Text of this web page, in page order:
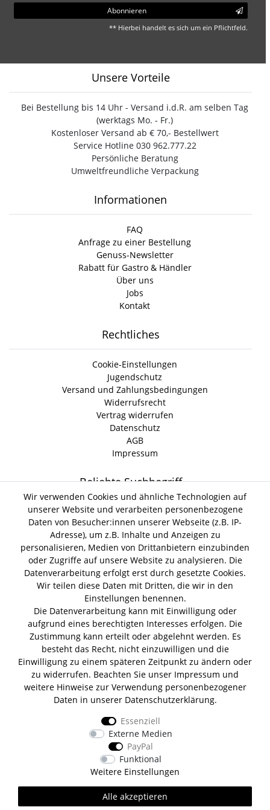
Abonnieren
** Hierbei handelt es sich um ein Pflichtfeld.
Unsere Vorteile
Bei Bestellung bis 14 Uhr - Versand i.d.R. am selben Tag
(werktags Mo. - Fr.)
Kostenloser Versand ab € 70,- Bestellwert
Service Hotline 030 962.777.22
Persönliche Beratung
Umweltfreundliche Verpackung
Informationen
FAQ
Anfrage zu einer Bestellung
Genuss-Newsletter
Rabatt für Gastro & Händler
Über uns
Jobs
Kontakt
Rechtliches
Cookie-Einstellungen
Jugendschutz
Versand und Zahlungsbedingungen
Widerrufsrecht
Vertrag widerrufen
Datenschutz
AGB
Impressum
Beliebte Suchbegriff
Gin Tonic Kokoswasser Lind Lime GinMonkey 47 Gin
Erdnussöl Alpako Gin Isle of Harris GinThomas
Henry Hendrick s Gin Gin Tasting BoxSan Marzano
Tomaten Boar Gin Summer GinAlbaöl Tartufi Pralinen
Fever Tree 1724 TonicFentimans Tonic
Lagerverkauf
Lifestyle & Genuss Abhollager
Wolfenerstr. 32-34
Tor 1 I Haus B I 1. OG
12681 Berlin
Unsere Zahlungsarten
Wir versenden mit
Wir verwenden Cookies und ähnliche Technologien auf
unserer Website und verarbeiten personenbezogene
Daten von Besucher:innen unserer Webseite (z.B. IP-
Adresse), um z.B. Inhalte und Anzeigen zu
personalisieren, Medien von Drittanbietern einzubinden
oder Zugriffe auf unsere Website zu analysieren. Die
Datenverarbeitung erfolgt erst durch gesetzte Cookies.
Wir teilen diese Daten mit Dritten, die wir in den
Einstellungen benennen.
Die Datenverarbeitung kann mit Einwilligung oder
aufgrund eines berechtigten Interesses erfolgen. Die
Zustimmung kann erteilt oder abgelehnt werden. Es
besteht das Recht, nicht einzuwilligen und die
Einwilligung zu einem späteren Zeitpunkt zu ändern oder
zu widerrufen. Beachten Sie unser Impressum und
weitere Hinweise zur Verwendung personenbezogener
Daten in unserer Daten­schutz­erklärung.
Essenziell
Externe Medien
PayPal
Funktional
Weitere Einstellungen
Alle akzeptieren